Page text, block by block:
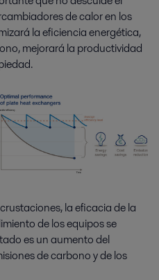
de calor en los
la eficiencia energética,
mejorará la productividad
la eficacia de la
de los equipos se
es un aumento del
de carbono y de los